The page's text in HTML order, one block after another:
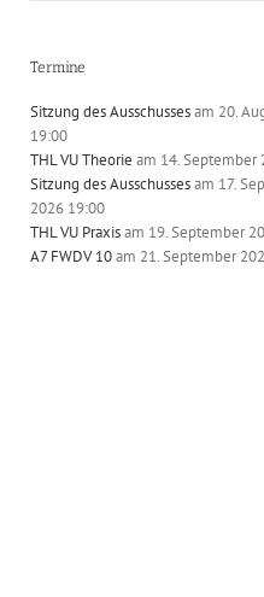
Termine
Sitzung des Ausschussesam 20.
19:00
THL VU Theorie am 14. September
Sitzung des Ausschussesam 17.
2026 19:00
THL VU Praxisam 19. September
A7 FWDV 10am 21. September